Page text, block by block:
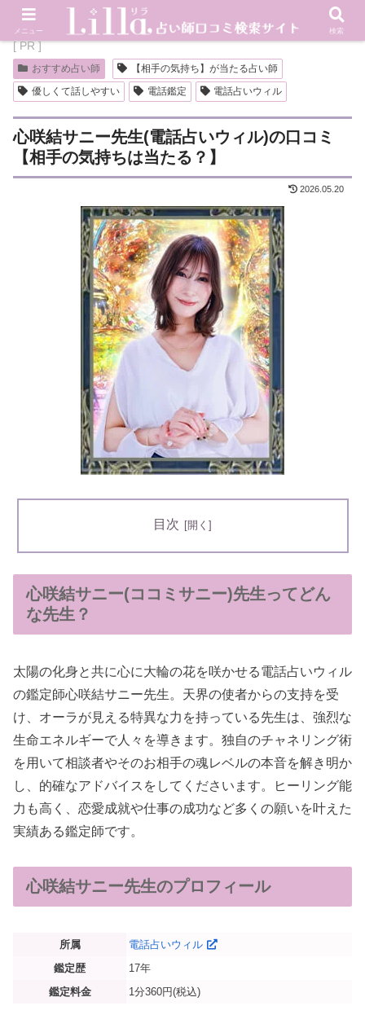
[ PR ]
おすすめ占い師
【相手の気持ち】が当たる占い師
優しくて話しやすい
電話鑑定 電話占いウィル
心咲結サニー先生(電話占いウィル)の口コミ
【相手の気持ちは当たる？】
2026.05.20
目次
心咲結サニー(ココミサニー)先生ってどん
な先生？
太陽の化身と共に心に大輪の花を咲かせる電話占いウィル
の鑑定師心咲結サニー先生。天界の使者からの支持を受
け、オーラが見える特異な力を持っている先生は、強烈な
生命エネルギーで人々を導きます。独自のチャネリング術
を用いて相談者やそのお相手の魂レベルの本音を解き明か
し、的確なアドバイスをしてくださいます。ヒーリング能
力も高く、恋愛成就や仕事の成功など多くの願いを叶えた
実績ある鑑定師です。
心咲結サニー先生のプロフィール
所属
電話占いウィル
鑑定歴
17年
鑑定料金
1分360円(税込)
メニュー 検索